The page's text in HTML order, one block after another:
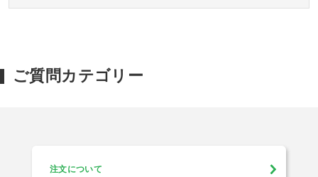
ご質問カテゴリー
注文について